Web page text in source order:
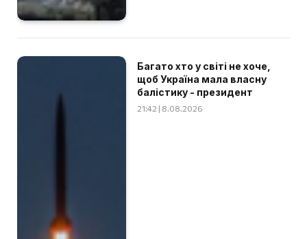
Багато хто у світі не хоче,
щоб Україна мала власну
балістику - президент
21:42 | 8.08.2026